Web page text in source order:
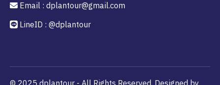
Email : dplantour@gmail.com
LineID : @dplantour
© 2025 dplantour - All Rights Reserved. Designed by